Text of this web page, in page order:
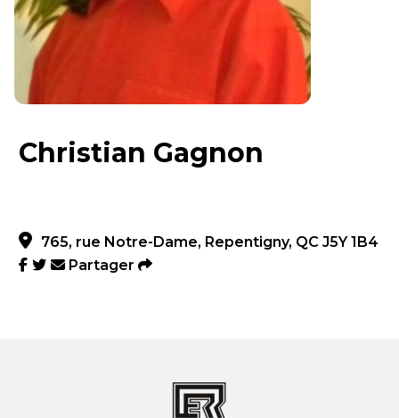
Christian Gagnon
765, rue Notre-Dame, Repentigny, QC J5Y 1B4
Partager